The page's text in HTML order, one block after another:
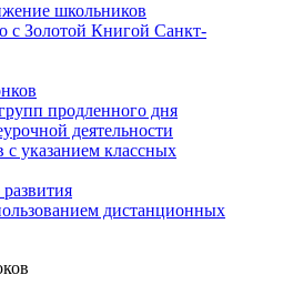
школьников
с Золотой Книгой Санкт-
продленного дня
деятельности
с указанием классных
дистанционных